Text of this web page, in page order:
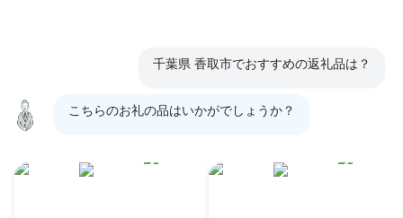
千葉県 香取市でおすすめの返礼品は？
こちらのお礼の品はいかがでしょうか？